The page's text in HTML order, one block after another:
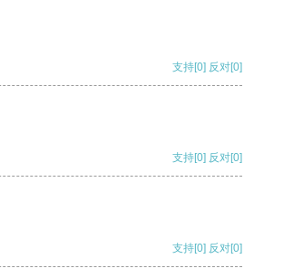
支持[0] 反对[0]
支持[0] 反对[0]
支持[0] 反对[0]